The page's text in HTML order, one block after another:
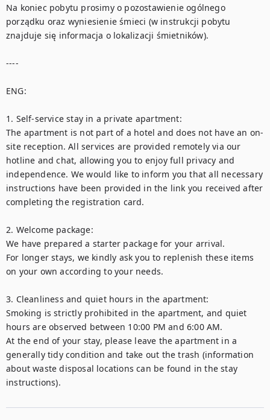
Na koniec pobytu prosimy o pozostawienie ogólnego
porządku oraz wyniesienie śmieci (w instrukcji pobytu
znajduje się informacja o lokalizacji śmietników).
----
ENG:
1. Self-service stay in a private apartment:
The apartment is not part of a hotel and does not have an on-
site reception. All services are provided remotely via our
hotline and chat, allowing you to enjoy full privacy and
independence. We would like to inform you that all necessary
instructions have been provided in the link you received after
completing the registration card.
2. Welcome package:
We have prepared a starter package for your arrival.
For longer stays, we kindly ask you to replenish these items
on your own according to your needs.
3. Cleanliness and quiet hours in the apartment:
Smoking is strictly prohibited in the apartment, and quiet
hours are observed between 10:00 PM and 6:00 AM.
At the end of your stay, please leave the apartment in a
generally tidy condition and take out the trash (information
about waste disposal locations can be found in the stay
instructions).